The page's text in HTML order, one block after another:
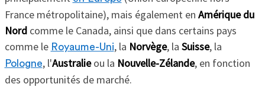
France métropolitaine), mais également en Amérique du
Nordcomme le Canada, ainsi que dans certains pays
comme le Royaume-Uni, la Norvège, la Suisse, la
Pologne, l'Australieou la Nouvelle-Zélande, en fonction
des opportunités de marché.